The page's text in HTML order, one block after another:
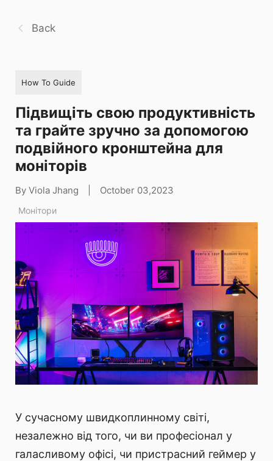
Back
How To Guide
Підвищіть свою продуктивність
та грайте зручно за допомогою
подвійного кронштейна для
моніторів
By Viola Jhang October 03,2023
Монітори
У сучасному швидкоплинному світі,
незалежно від того, чи ви професіонал у
галасливому офісі, чи пристрасний геймер у